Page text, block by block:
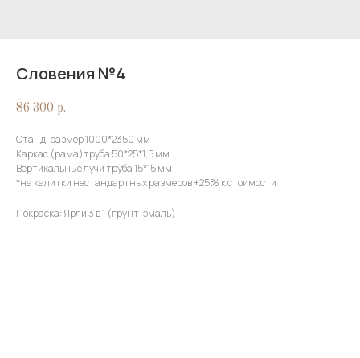
Словения №4
86 300 р.
Станд. размер 1000*2350 мм
Каркас (рама)труба 50*25*1,5 мм
Вертикальные лучи труба 15*15 мм
*на калитки нестандартных размеров +25% к стоимости
Покраска: Ярли 3 в 1 (грунт-эмаль)